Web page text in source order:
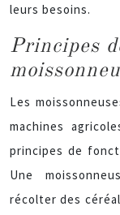
leurs besoins.
Principes
Les
machines
principes de
Une
récolter des